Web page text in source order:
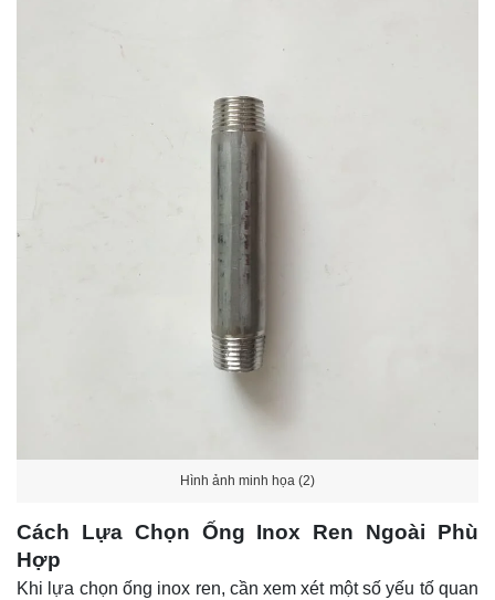
Hình ảnh minh họa (2)
Cách Lựa Chọn Ống Inox Ren Ngoài Phù
Hợp
Khi lựa chọn ống inox ren, cần xem xét một số yếu tố quan